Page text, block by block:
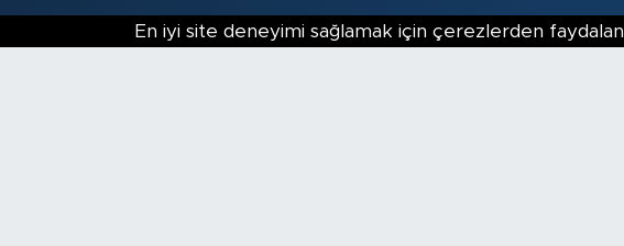
En iyi site deneyimi sağlamak için çerezlerden